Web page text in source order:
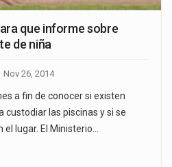
que informe sobre
de niña
Nov 26, 2014
a fin de conocer si existen
custodiar las piscinas y si se
el lugar. El Ministerio…